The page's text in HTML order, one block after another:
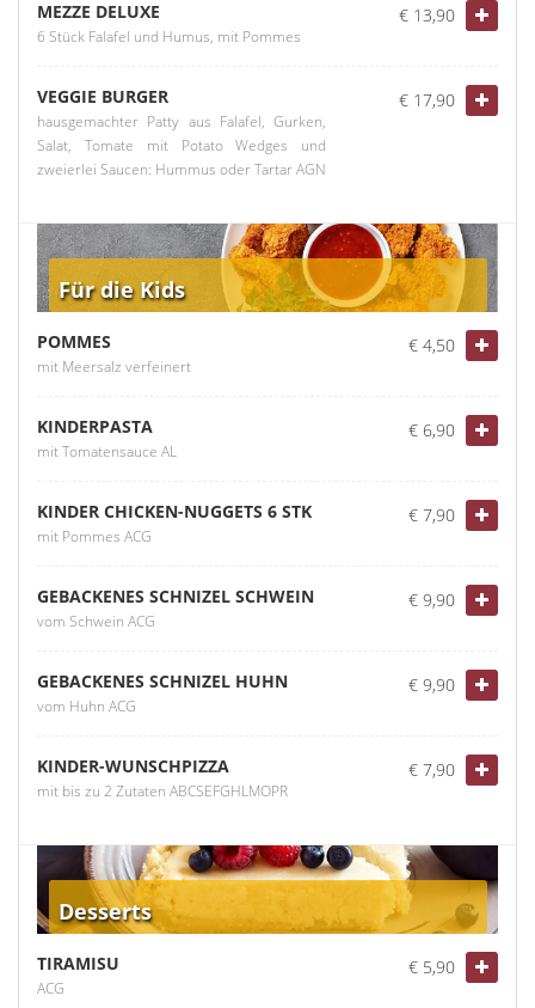
MEZZE DELUXE
6 Stück Falafel und Humus, mit Pommes
€ 13,90
VEGGIE BURGER
hausgemachter Patty aus Falafel, Gurken,
Salat, Tomate mit Potato Wedges und
zweierlei Saucen: Hummus oder Tartar AGN
€ 17,90
Für die Kids
POMMES
mit Meersalz verfeinert
€ 4,50
KINDERPASTA
mit Tomatensauce AL
€ 6,90
KINDER CHICKEN-NUGGETS 6 STK
mit Pommes ACG
€ 7,90
GEBACKENES SCHNIZEL SCHWEIN
vom Schwein ACG
€ 9,90
GEBACKENES SCHNIZEL HUHN
vom Huhn ACG
€ 9,90
KINDER-WUNSCHPIZZA
mit bis zu 2 Zutaten ABCSEFGHLMOPR
€ 7,90
Desserts
TIRAMISU
ACG
€ 5,90